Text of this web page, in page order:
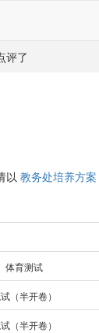
评了
以 教务处培养方案
体育测试
（半开卷）
（半开卷）